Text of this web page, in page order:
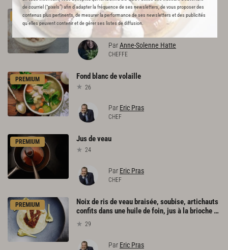
de courriel (“pixels”) afin d’adapter la fréquence de ses newsletters, de vous proposer des
contenus plus pertinents, de mesurer la performance de ses newsletters et des publicités
qu’elles peuvent contenir et de gérer ses listes de diffusion.
PREMIUM SoupederizouCháo
27
ParAnne-Solenne Hatte
CHEFFE
PREMIUM Fond blancdevolaille
26
Par Eric Pras
CHEF
PREMIUM Jusdeveau
24
Par Eric Pras
CHEF
PREMIUM
Noix de ris de veau braisée, soubise, artichauts
confits dans une huile de foin, jus à la brioche torréfiée
29
Par Eric Pras